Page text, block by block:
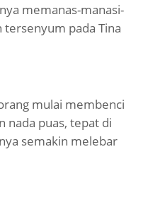
memanas-manasi-
pada Tina
mulai membenci
nada puas, tepat di
semakin melebar